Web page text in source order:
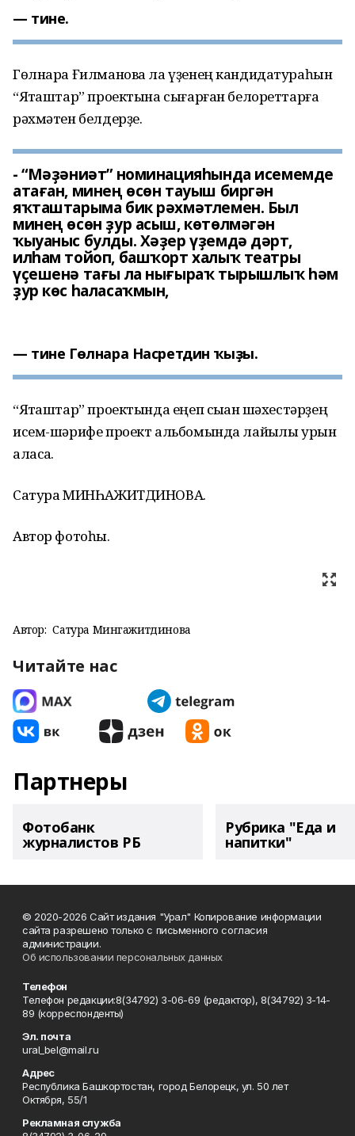
тине.
Гөлнара Ғилманова ла үҙенең кандидатураһын
“Яҡташтар” проектына сығарған белореттарға
рәхмәтен белдерҙе.
- “Мәҙәниәт” номинацияһында исемемде
атаған, минең өсөн тауыш биргән
яҡташтарыма бик рәхмәтлемен. Был
минең өсөн ҙур асыш, көтөлмәгән
ҡыуаныс булды. Хәҙер үҙемдә дәрт,
илһам тойоп, башҡорт халыҡ театры
үҫешенә тағы ла нығыраҡ тырышлыҡ һәм
ҙур көс һаласаҡмын,
тине Гөлнара Насретдин ҡыҙы.
“Яҡташтар” проектында еңеп сыҡҡан шәхестәрҙең
исем-шәрифе проект альбомында лайыҡлы урын
аласаҡ.
Сатура МИНҺАЖИТДИНОВА.
Автор фотоһы.
Автор: Сатура Мингажитдинова
Читайте нас
Партнеры
Фотобанк
журналистов РБ
Рубрика "Еда и
напитки"
© 2020-2026 Сайт издания "Урал" Копирование информации
сайта разрешено только с письменного согласия
администрации.
Об использовании персональных данных
Телефон
Телефон редакции:8(34792) 3-06-69 (редактор), 8(34792) 3-14-
89 (корреспонденты)
Эл. почта
ural_bel@mail.ru
Адрес
Республика Башкортостан, город Белорецк, ул. 50 лет
Октября, 55/1
Рекламная служба